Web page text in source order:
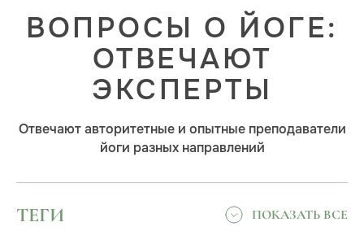
ВОПРОСЫ О ЙОГЕ:
ОТВЕЧАЮТ
ЭКСПЕРТЫ
Отвечают авторитетные и опытные преподаватели
йоги разных направлений
ТЕГИ ПОКАЗАТЬ ВСЕ